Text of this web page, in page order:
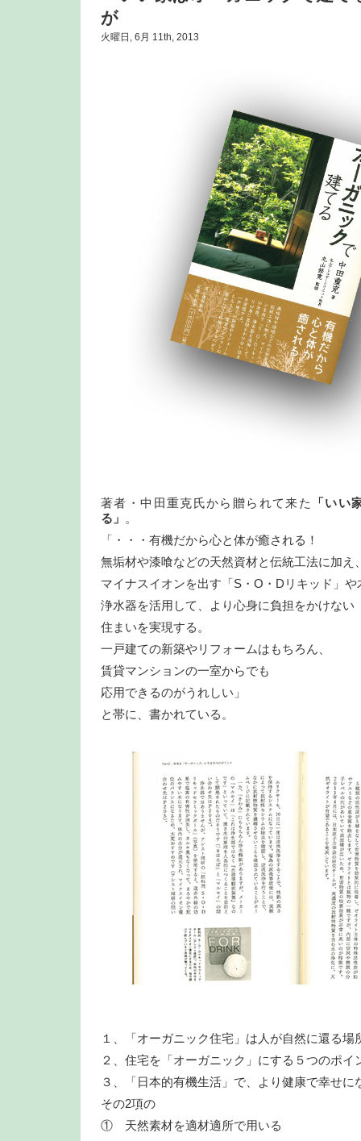
が
火曜日, 6月 11th, 2013
著者・中田重克氏から贈られて来た
「いい
る」
。
「・・・有機だから心と体が癒される！
無垢材や漆喰などの天然資材と伝統工法に加え
マイナスイオンを出す「S・O・Dリキッド」や
浄水器を活用して、より心身に負担をかけない
住まいを実現する。
一戸建ての新築やリフォームはもちろん、
賃貸マンションの一室からでも
応用できるのがうれしい」
と帯に、書かれている。
１、「オーガニック住宅」は人が自然に還る場
２、住宅を「オーガニック」にする５つのポイ
３、「日本的有機生活」で、より健康で幸せに
その2項の
① 天然素材を適材適所で用いる